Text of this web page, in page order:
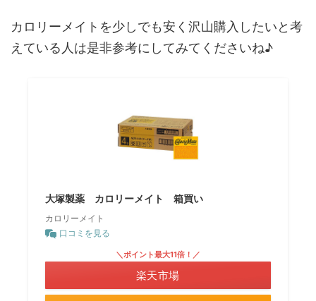
カロリーメイトを少しでも安く沢山購入したいと考
えている人は是非参考にしてみてくださいね♪
大塚製薬 カロリーメイト 箱買い
カロリーメイト
口コミを見る
＼ポイント最大11倍！／
楽天市場